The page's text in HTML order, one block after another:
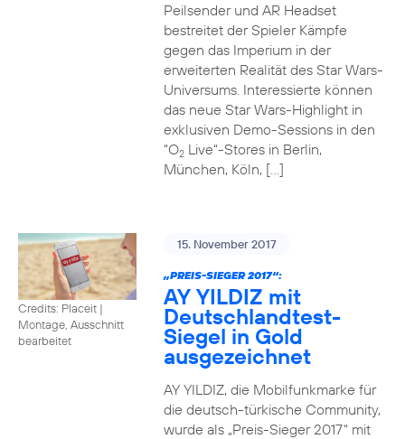
Peilsender und AR Headset
bestreitet der Spieler Kämpfe
gegen das Imperium in der
erweiterten Realität des Star Wars-
Universums. Interessierte können
das neue Star Wars-Highlight in
exklusiven Demo-Sessions in den
“O2Live“-Stores in Berlin,
München, Köln, […]
Credits: Placeit |
Montage, Ausschnitt
bearbeitet
15. November 2017
„PREIS-SIEGER 2017“:
AY YILDIZ mit
Deutschlandtest-
Siegel in Gold
ausgezeichnet
AY YILDIZ, die Mobilfunkmarke für
die deutsch-türkische Community,
wurde als „Preis-Sieger 2017“ mit